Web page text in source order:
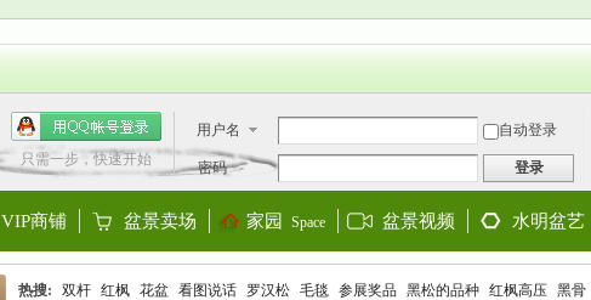
用户名 自动登录
密码 登录
只需一步，快速开始
VIP商铺 盆景卖场 家园 Space 盆景视频 水明盆艺
热搜: 双杆 红枫 花盆 看图说话 罗汉松 毛毯 参展奖品 黑松的品种 红枫高压 黑骨